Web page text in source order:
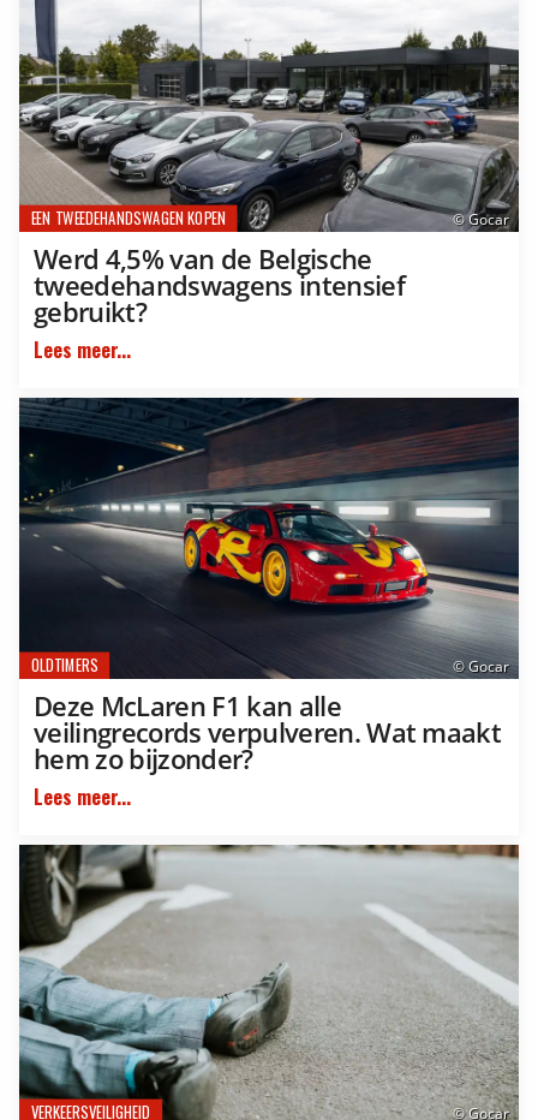
© Gocar
EEN TWEEDEHANDSWAGEN KOPEN
Werd 4,5% van de Belgische
tweedehandswagens intensief
gebruikt?
Lees meer...
© Gocar
OLDTIMERS
Deze McLaren F1 kan alle
veilingrecords verpulveren. Wat maakt
hem zo bijzonder?
Lees meer...
© Gocar
VERKEERSVEILIGHEID